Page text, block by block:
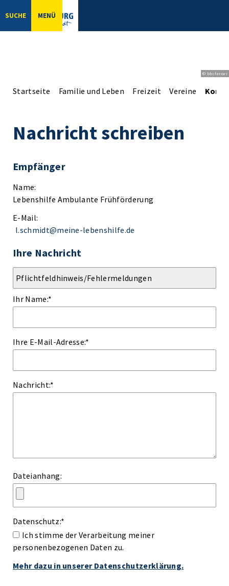
SUCHE MENÜ
© bbsferrari
Startseite Familie und Leben Freizeit Vereine
Nachricht schreiben
Empfänger
Name:
Lebenshilfe Ambulante Frühförderung
E-Mail:
l.schmidt@meine-lebenshilfe.de
Ihre Nachricht
Ihr Name:*
Ihre E-Mail-Adresse:*
Nachricht:*
Dateianhang:
Datenschutz:*
Ich stimme der Verarbeitung meiner
personenbezogenen Daten zu.
Mehr dazu in unserer Datenschutzerklärung.